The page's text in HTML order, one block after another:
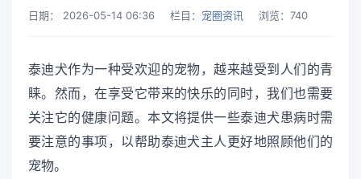
日期： 2026-05-14 06:36 栏目： 宠圈资讯 浏览： 740
泰迪犬作为一种受欢迎的宠物，越来越受到人们的青
睐。然而，在享受它带来的快乐的同时，我们也需要
关注它的健康问题。本文将提供一些泰迪犬患病时需
要注意的事项，以帮助泰迪犬主人更好地照顾他们的
宠物。